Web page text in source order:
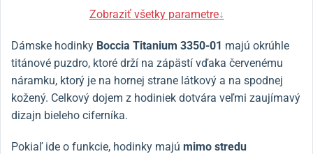
Zobraziť všetky parametre↓
Dámske hodinky Boccia Titanium 3350-01 majú okrúhle
titánové puzdro, ktoré drží na zápästí vďaka červenému
náramku, ktorý je na hornej strane látkový a na spodnej
kožený. Celkový dojem z hodiniek dotvára veľmi zaujímavý
dizajn bieleho ciferníka.
Pokiaľ ide o funkcie, hodinky majú mimo stredu